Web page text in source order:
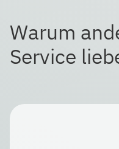
Warum
Service